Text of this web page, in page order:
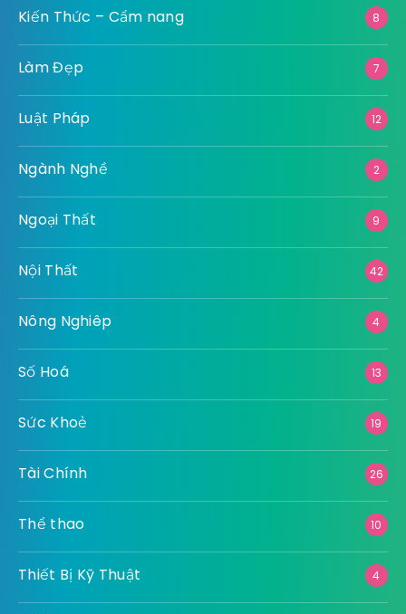
Kiến Thức – Cẩm nang 8
Làm Đẹp 7
Luật Pháp 12
Ngành Nghề 2
Ngoại Thất 9
Nội Thất 42
Nông Nghiêp 4
Số Hoá 13
Sức Khoẻ 19
Tài Chính 26
Thể thao 10
Thiết Bị Kỹ Thuật 4